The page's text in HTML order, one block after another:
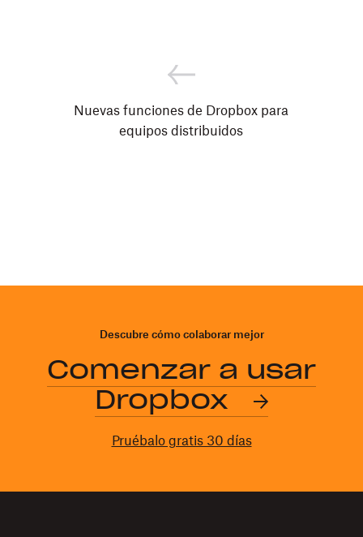
Nuevas funciones de Dropbox para
equipos distribuidos
Descubre cómo colaborar mejor
Comenzar a usar
Dropbox
Pruébalo gratis 30 días